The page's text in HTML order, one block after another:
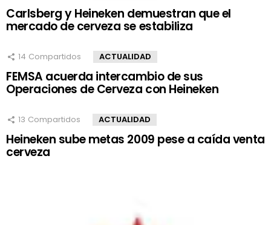
Carlsberg y Heineken demuestran que el
mercado de cerveza se estabiliza
14 Compartidos ACTUALIDAD
FEMSA acuerda intercambio de sus
Operaciones de Cerveza con Heineken
13 Compartidos ACTUALIDAD
Heineken sube metas 2009 pese a caída venta
cerveza